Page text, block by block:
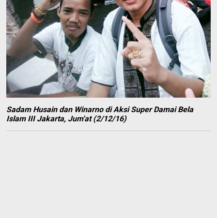
Sadam Husain dan Winarno di Aksi Super Damai Bela
Islam III Jakarta, Jum'at (2/12/16)